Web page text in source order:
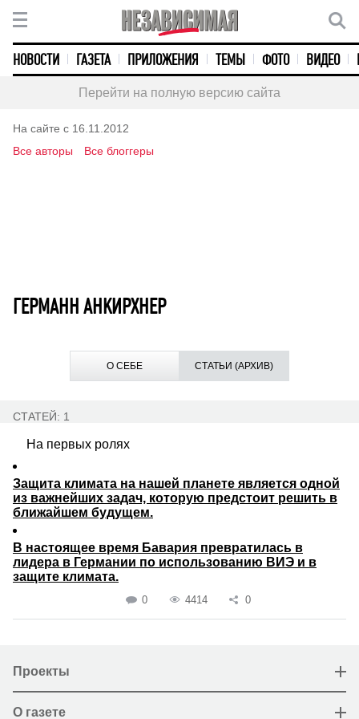
НОВОСТИ ГАЗЕТА ПРИЛОЖЕНИЯ ТЕМЫ ФОТО ВИДЕО
Перейти на полную версию сайта
На сайте с 16.11.2012
Все авторы
Все блоггеры
ГЕРМАНН АНКИРХНЕР
О СЕБЕ СТАТЬИ (АРХИВ)
СТАТЕЙ: 1
На первых ролях
Защита климата на нашей планете является одной
из важнейших задач, которую предстоит решить в
ближайшем будущем.
В настоящее время Бавария превратилась в
лидера в Германии по использованию ВИЭ и в
защите климата.
0 4414 0
Проекты
О газете